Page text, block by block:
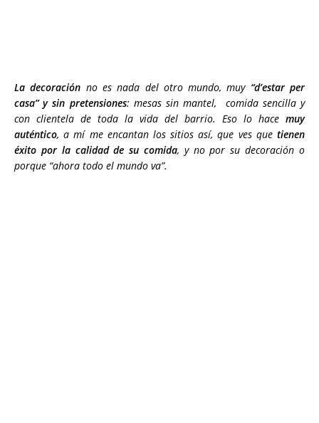
La decoración no es nada del otro mundo, muy “d’estar per
casa” y sin pretensiones: mesas sin mantel, comida sencilla y
con clientela de toda la vida del barrio. Eso lo hace muy
auténtico, a mí me encantan los sitios así, que ves que tienen
éxito por la calidad de su comida, y no por su decoración o
porque “ahora todo el mundo va”.